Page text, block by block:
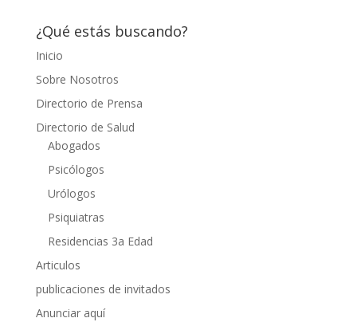
¿Qué estás buscando?
Inicio
Sobre Nosotros
Directorio de Prensa
Directorio de Salud
Abogados
Psicólogos
Urólogos
Psiquiatras
Residencias 3a Edad
Articulos
publicaciones de invitados
Anunciar aquí